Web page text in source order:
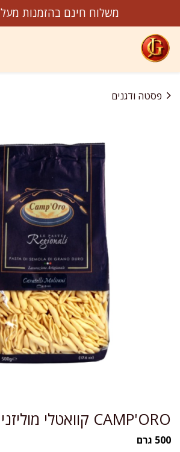
משלוח חינם בהזמנות מעל 299₪
פסטה ודגנים
CAMP'ORO קוואטלי מוליזני
500 גרם